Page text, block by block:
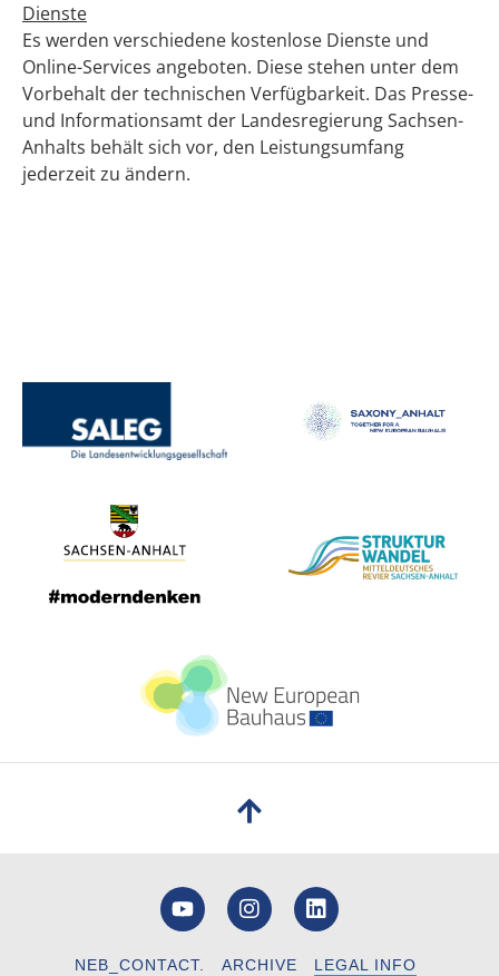
Dienste
Es werden verschiedene kostenlose Dienste und
Online-Services angeboten. Diese stehen unter dem
Vorbehalt der technischen Verfügbarkeit. Das Presse-
und Informationsamt der Landesregierung Sachsen-
Anhalts behält sich vor, den Leistungsumfang
jederzeit zu ändern.
NEB_CONTACT. ARCHIVE LEGAL INFO